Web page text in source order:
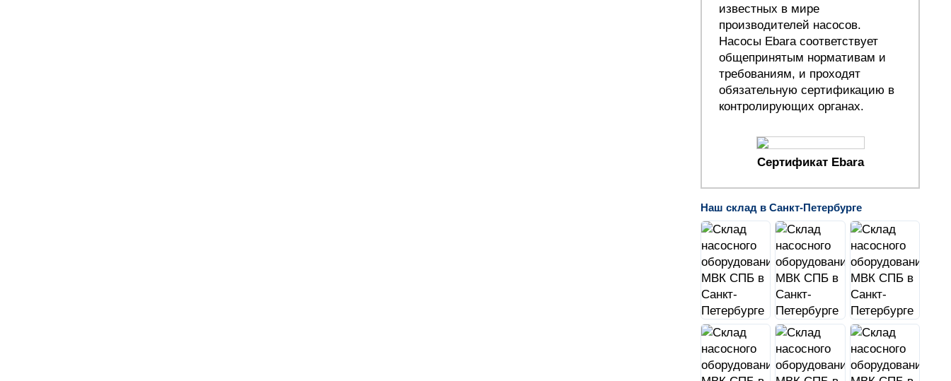
известных в мире
производителей насосов.
Насосы Ebara соответствует
общепринятым нормативам и
требованиям, и проходят
обязательную сертификацию в
контролирующих органах.
Сертификат Ebara
Наш склад в Санкт-Петербурге